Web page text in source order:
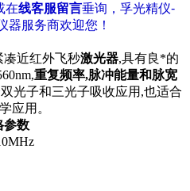
在线客服留言垂询，孚光精仪-
器服务商欢迎您！
凑近红外飞秒激光器,具有良*的
重复频率,脉冲能量和脉宽
双光子和三光子吸收应用,也适合
应用。
参数